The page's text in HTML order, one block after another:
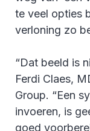
te veel opties
verloning zo
“Dat beeld is
Ferdi Claes,
Group. “Een
invoeren, is
goed